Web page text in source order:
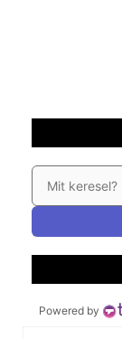
Powered by